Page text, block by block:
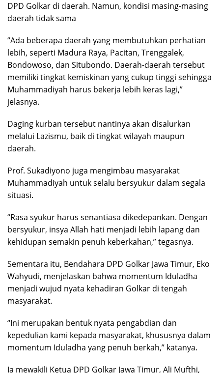
DPD Golkar di daerah. Namun, kondisi masing-masing
daerah tidak sama
“Ada beberapa daerah yang membutuhkan perhatian
lebih, seperti Madura Raya, Pacitan, Trenggalek,
Bondowoso, dan Situbondo. Daerah-daerah tersebut
memiliki tingkat kemiskinan yang cukup tinggi sehingga
Muhammadiyah harus bekerja lebih keras lagi,”
jelasnya.
Daging kurban tersebut nantinya akan disalurkan
melalui Lazismu, baik di tingkat wilayah maupun
daerah.
Prof. Sukadiyono juga mengimbau masyarakat
Muhammadiyah untuk selalu bersyukur dalam segala
situasi.
“Rasa syukur harus senantiasa dikedepankan. Dengan
bersyukur, insya Allah hati menjadi lebih lapang dan
kehidupan semakin penuh keberkahan,” tegasnya.
Sementara itu, Bendahara DPD Golkar Jawa Timur, Eko
Wahyudi, menjelaskan bahwa momentum Iduladha
menjadi wujud nyata kehadiran Golkar di tengah
masyarakat.
“Ini merupakan bentuk nyata pengabdian dan
kepedulian kami kepada masyarakat, khususnya dalam
momentum Iduladha yang penuh berkah,” katanya.
Ia mewakili Ketua DPD Golkar Jawa Timur, Ali Mufthi,